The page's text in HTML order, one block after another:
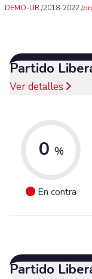
DEMO-UR 2018-2022
Partido
Ver detalles
0 %
En contra
Partido